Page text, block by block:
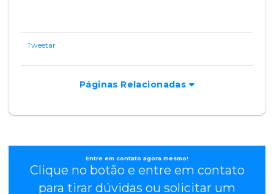
Tweetar
Páginas Relacionadas
Entre em contato agora mesmo!
Clique no botão e entre em contato
para tirar dúvidas ou solicitar um